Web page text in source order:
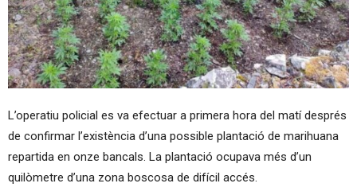
L’operatiu policial es va efectuar a primera hora del matí després
de confirmar l’existència d’una possible plantació de marihuana
repartida en onze bancals. La plantació ocupava més d’un
quilòmetre d’una zona boscosa de difícil accés.